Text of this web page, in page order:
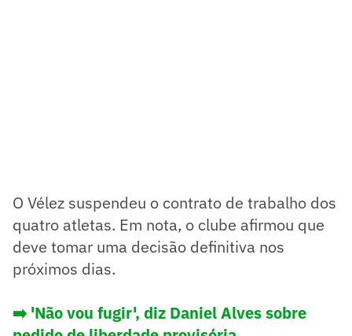
O Vélez suspendeu o contrato de trabalho dos
quatro atletas. Em nota, o clube afirmou que
deve tomar uma decisão definitiva nos
próximos dias.
➡️ 'Não vou fugir', diz Daniel Alves sobre